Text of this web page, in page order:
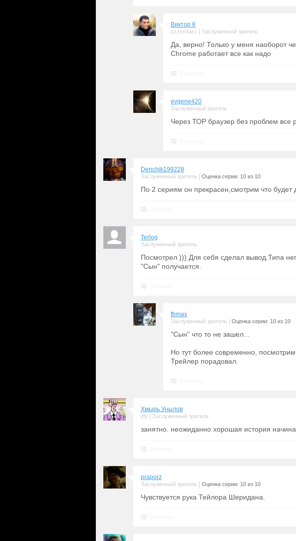
Виктор К
zzzombizz Заслуженный зритель
Да, верно! Только у меня наоборот
Chrome работает все как надо
evgene420
Заслуженный зритель
Через ТОР браузер без проблем все
Denchik199228
Заслуженный зритель Оценка серии: 10 из 10
По 2 сериям он прекрасен,смотрим что будет
Terlog
Заслуженный зритель
Посмотрел ))) Для себя сделал вывод.Типа
"Сын" получается.
fbmax
Заслуженный зритель Оценка серии: 10 из 10
"Сын" что то не зашел...
Но тут более современно, посмотрим.
Трейлер порадовал.
Хмырь Унылов
itfs Заслуженный зритель
занятно. неожиданно хорошая история
praporz
Заслуженный зритель Оценка серии: 10 из 10
Чувствуется рука Тейлора Шеридана.